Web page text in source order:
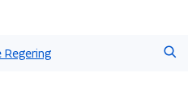
en
naar
Regering